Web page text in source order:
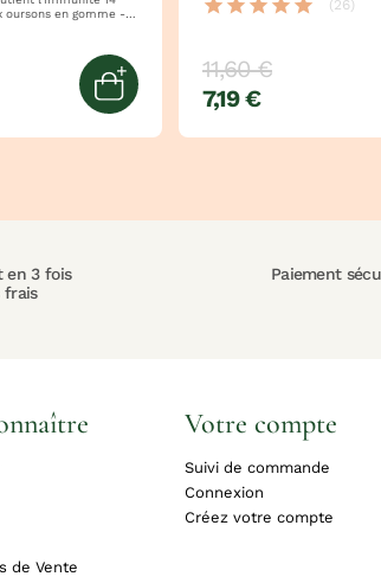
Ajouter au panier
star star star star star (26)
11,60 €
7,19 €
en 3 fois
frais
Paiement
de Vente
Votre compte
Suivi de commande
Connexion
Créez votre compte